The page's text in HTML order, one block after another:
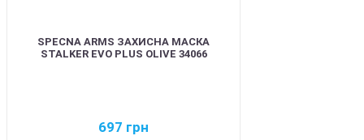
SPECNA ARMS ЗАХИСНА МАСКА
STALKER EVO PLUS OLIVE 34066
697 грн